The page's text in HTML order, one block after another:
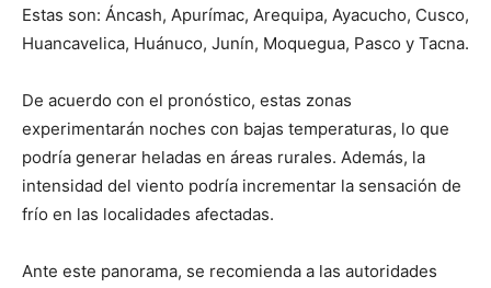
Estas son: Áncash, Apurímac, Arequipa, Ayacucho, Cusco,
Huancavelica, Huánuco, Junín, Moquegua, Pasco y Tacna.
De acuerdo con el pronóstico, estas zonas
experimentarán noches con bajas temperaturas, lo que
podría generar heladas en áreas rurales. Además, la
intensidad del viento podría incrementar la sensación de
frío en las localidades afectadas.
Ante este panorama, se recomienda a las autoridades